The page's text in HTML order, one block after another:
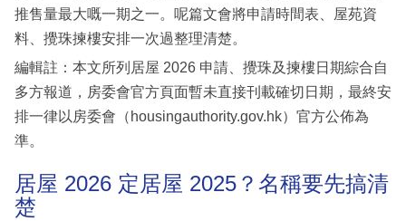
推售量最大嘅一期之一。呢篇文會將申請時間表、屋苑資
料、攪珠揀樓安排一次過整理清楚。
編輯註：本文所列居屋 2026 申請、攪珠及揀樓日期綜合自
多方報道，房委會官方頁面暫未直接刊載確切日期，最終安
排一律以房委會（housingauthority.gov.hk）官方公佈為
準。
居屋 2026 定居屋 2025？名稱要先搞清
楚